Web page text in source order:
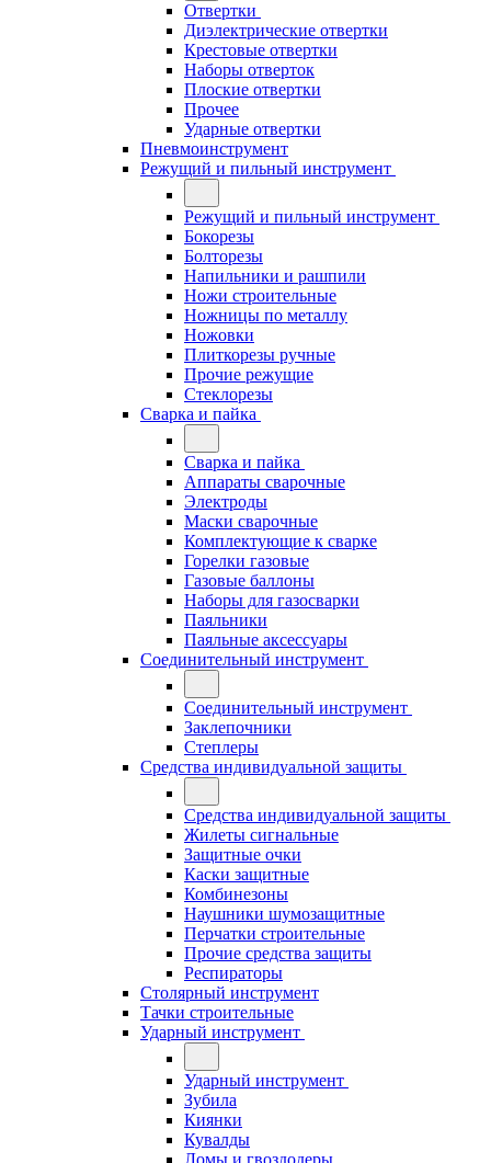
Отвертки
Диэлектрические отвертки
Крестовые отвертки
Наборы отверток
Плоские отвертки
Прочее
Ударные отвертки
Пневмоинструмент
Режущий и пильный инструмент
Режущий и пильный инструмент
Бокорезы
Болторезы
Напильники и рашпили
Ножи строительные
Ножницы по металлу
Ножовки
Плиткорезы ручные
Прочие режущие
Стеклорезы
Сварка и пайка
Сварка и пайка
Аппараты сварочные
Электроды
Маски сварочные
Комплектующие к сварке
Горелки газовые
Газовые баллоны
Наборы для газосварки
Паяльники
Паяльные аксессуары
Соединительный инструмент
Соединительный инструмент
Заклепочники
Степлеры
Средства индивидуальной защиты
Средства индивидуальной защиты
Жилеты сигнальные
Защитные очки
Каски защитные
Комбинезоны
Наушники шумозащитные
Перчатки строительные
Прочие средства защиты
Респираторы
Столярный инструмент
Тачки строительные
Ударный инструмент
Ударный инструмент
Зубила
Киянки
Кувалды
Ломы и гвоздодеры